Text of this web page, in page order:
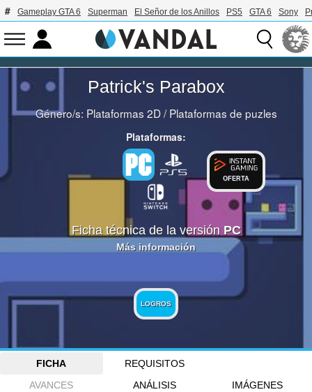
Gameplay GTA 6 Superman El Señor de los Anillos PS5 GTA 6 Sony
Patrick's Parabox
Género/s: Plataformas 2D/Plataformas de puzles
Plataformas:
OFERTA
Ficha técnica de la versión PC
Más información
LOGROS
FICHA
REQUISITOS
AVANCES
ANÁLISIS
IMÁGENES